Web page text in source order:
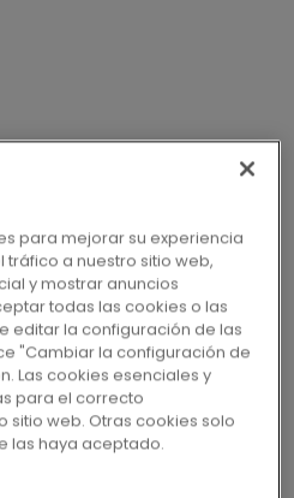
-
PERFIL DE ADAPTACIÓN
para mejorar su experiencia
a nuestro sitio web,
y mostrar anuncios
todas las cookies o las
editar la configuración de las
"Cambiar la configuración de
Las cookies esenciales y
para el correcto
sitio web. Otras cookies solo
las haya aceptado.